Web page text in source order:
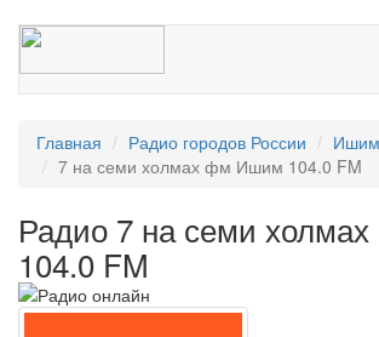
Главная Радио городов России
Ишим
7 на семи холмах фм Ишим 104.0 FM
Радио 7 на семи
104.0 FM